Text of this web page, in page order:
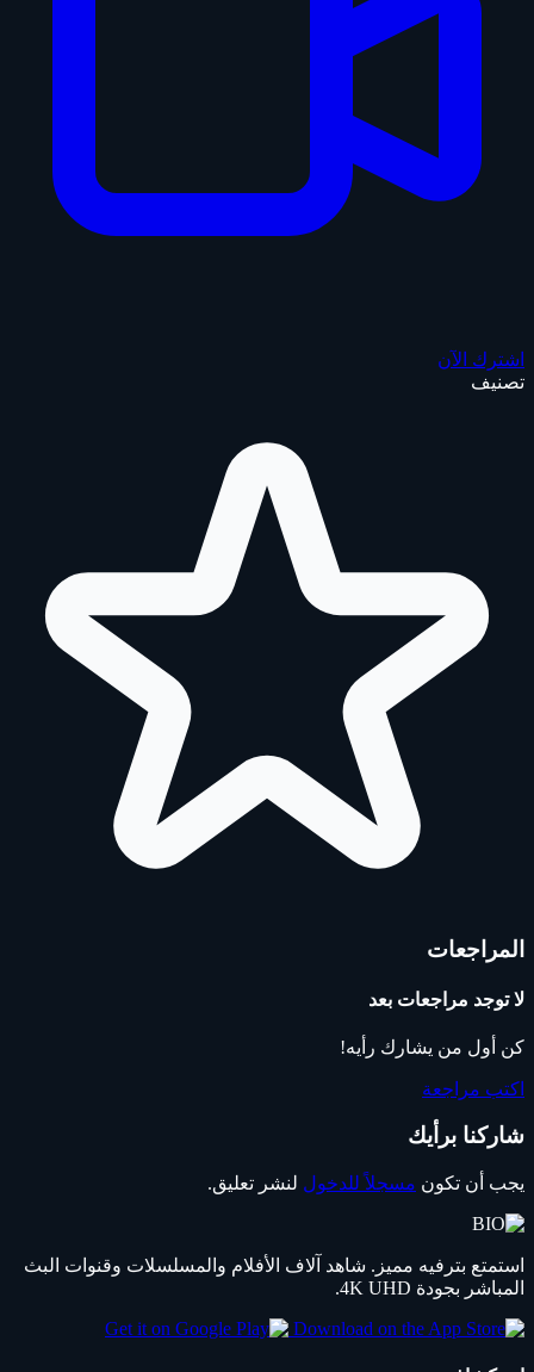
اشترك الآن
تصنيف
المراجعات
لا توجد مراجعات بعد
كن أول من يشارك رأيه!
اكتب مراجعة
شاركنا برأيك
يجب أن تكون مسجلاً للدخول لنشر تعليق.
استمتع بترفيه مميز. شاهد آلاف الأفلام والمسلسلات وقنوات البث
المباشر بجودة 4K UHD.